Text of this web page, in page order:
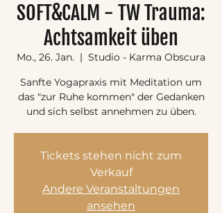
SOFT&CALM - TW Trauma:
Achtsamkeit üben
Mo., 26. Jan.
  |
Studio - Karma Obscura
Sanfte Yogapraxis mit Meditation um
das "zur Ruhe kommen" der Gedanken
und sich selbst annehmen zu üben.
Tickets stehen nicht zum
Verkauf
Andere Veranstaltungen
ansehen